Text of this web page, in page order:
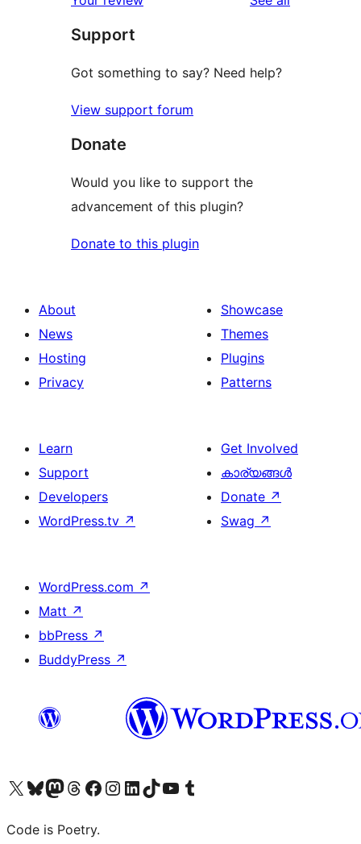
Support
Got something to say? Need help?
View support forum
Donate
Would you like to support the
advancement of this plugin?
Donate to this plugin
About
News
Hosting
Privacy
Showcase
Themes
Plugins
Patterns
Learn
Support
Developers
WordPress.tv ↗
Get Involved
കാര്യങ്ങള്‍
Donate ↗
Swag ↗
WordPress.com ↗
Matt ↗
bbPress ↗
BuddyPress ↗
Visit our X (formerly Twitter) account
ഞങ്ങളുടെ ബ്ലൂസ്കൈ അക്കൗണ്ട് സന്ദർശിക്കുക
Visit our Mastodon account
ഞങ്ങളുടെ ത്രെഡ്സ് അക്കൗണ്ട് സന്ദർശിക്കുക
Visit our Facebook page
Visit our Instagram account
Visit our LinkedIn account
ഞങ്ങളുടെ ടിക് ടോക് അക്കൗണ്ട് സന്ദർശിക്കുക
Visit our YouTube channel
ഞങ്ങളുടെ ടംബ്ലർ അക്കൗണ്ട് സന്ദർശിക്കുക
Code is Poetry.